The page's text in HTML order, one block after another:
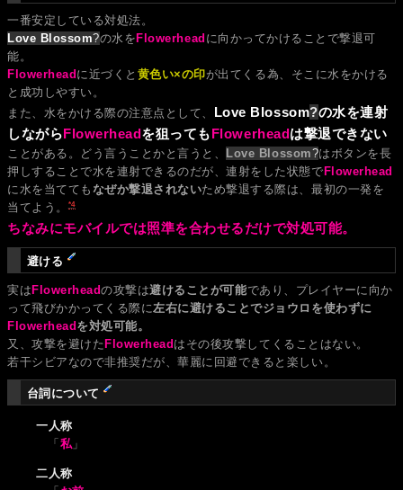
一番安定している対処法。
Love Blossom?の水を Flowerhead に向かってかけることで撃退可
能。
Flowerhead に近づくと 黄色い×の印が出てくる為、そこに水をかける
と成功しやすい。
また、水をかける際の注意点として、 Love Blossom?の水を連射
しながらFlowerheadを狙ってもFlowerheadは撃退できない
ことがある。どう言うことかと言うと、 Love Blossom?はボタンを長
押しすることで水を連射できるのだが、連射をした状態で Flowerhead
に水を当てても なぜか撃退されないため撃退する際は、最初の一発を
当てよう。
*4
ちなみにモバイルでは照準を合わせるだけで対処可能。
避ける
実は Flowerheadの攻撃は避けることが可能であり、プレイヤーに向か
って飛びかかってくる際に 左右に避けることでジョウロを使わずに
Flowerhead を対処可能。
又、攻撃を避けた Flowerhead はその後攻撃してくることはない。
若干シビアなので非推奨だが、華麗に回避できると楽しい。
台詞について
一人称
「 私」
二人称